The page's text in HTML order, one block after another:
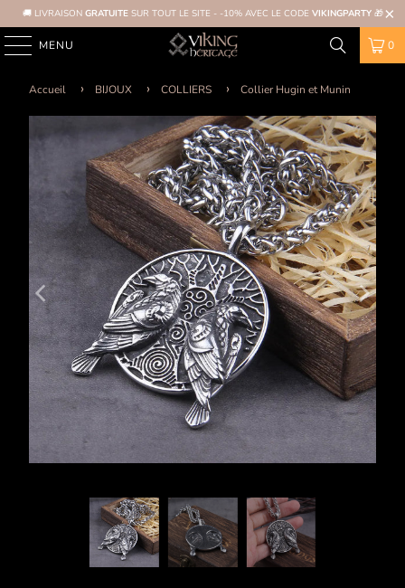
🚚 LIVRAISON GRATUITE SUR TOUT LE SITE - -10% AVEC LE CODE VIKINGPARTY 🎁
MENU 0
Accueil BIJOUX COLLIERS Collier Hugin et Munin